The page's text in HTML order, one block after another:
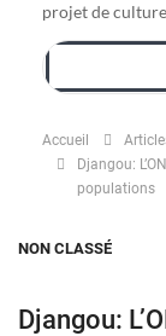
projet de
Accueil
Djangou:
populations
NON CLASSÉ
Djangou: